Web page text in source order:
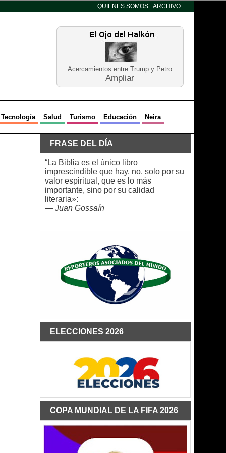
QUIENES SOMOS ARCHIVO
Acercamientos entre Trump y Petro
Ampliar
Tecnología Salud Turismo Educación Neira
FRASE DEL DÍA
“La Biblia es el único libro
imprescindible que hay, no. solo por su
valor espiritual, que es lo más
importante, sino por su calidad
literaria»:
— Juan Gossaín
ELECCIONES 2026
COPA MUNDIAL DE LA FIFA 2026